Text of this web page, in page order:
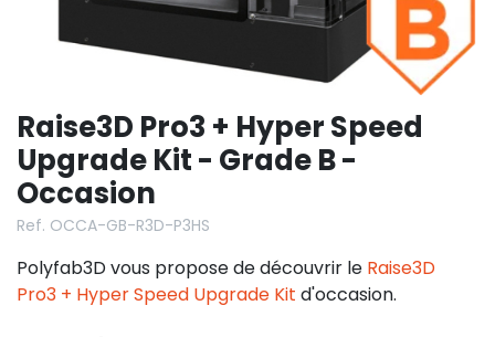
Raise3D Pro3 + Hyper Speed
Upgrade Kit - Grade B -
Occasion
Ref. OCCA-GB-R3D-P3HS
Polyfab3D vous propose de découvrir le Raise3D
Pro3 + Hyper Speed Upgrade Kit d'occasion.